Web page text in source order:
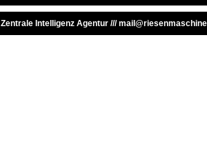
Zentrale Intelligenz Agentur ///